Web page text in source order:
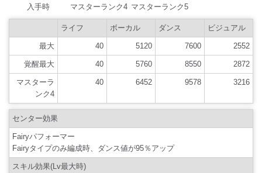
覚醒最大 40 5760 8550
ンク4
6452 3216
センター効果
Fairyパフォーマー
Fairyタイプのみ編成時、ダンス値が95％アップ
スキル効果(Lv最大時)
月うさぎの饗宴
11秒ごとに40％の確率で6秒間、コンボボーナスが28％アップ
コメント